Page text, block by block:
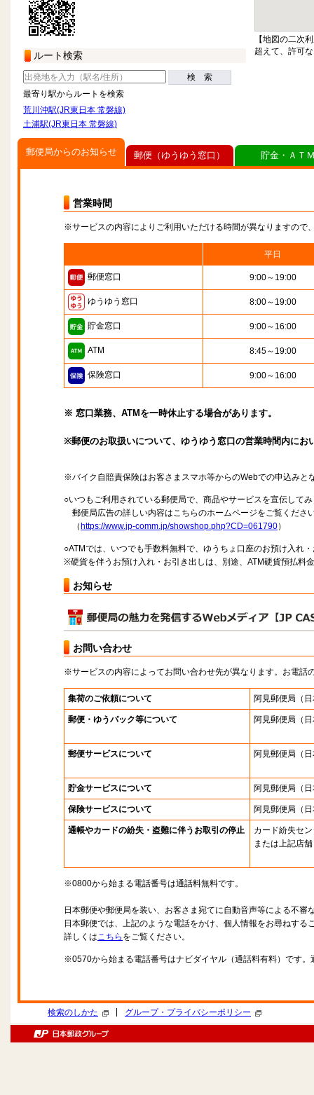
ルート検索
検 索
最寄り駅からルートを検索
荒川沖駅(JR東日本 常磐線)
土浦駅(JR東日本 常磐線)
【地図の二次
超えて、許可
郵便局からのお知らせ
営業時間
※サービスの内容によりご利用いただける時間が異なりますので
平日
郵便窓口 9:00～19:00
ゆうゆう窓口 8:00～19:00
貯金窓口 9:00～16:00
ATM 8:45～19:00
保険窓口 9:00～16:00
※ 窓口業務、ATMを一時休止する場合があります。
※郵便のお取扱いについて、ゆうゆう窓口の営業時間内に
※バイク自賠責保険はお客さまスマホ等からのWebでの申込みと
○いつもご利用されている郵便局で、商品やサービスを宣伝して
郵便局広告の詳しい内容はこちらのホームページをご覧くださ
（ https://www.jp-comm.jp/showshop.php?CD=061790）
○ATMでは、いつでも手数料無料で、ゆうちょ口座のお預け入れ
※硬貨を伴うお預け入れ・お引き出しは、別途、ATM硬貨預払料
お知らせ
お問い合わせ
※サービスの内容によってお問い合わせ先が異なります。お電話
集荷のご依頼について 阿見郵便局 （
郵便・ゆうパック等について 阿見郵便局 （
郵便サービスについて 阿見郵便局 （
貯金サービスについて 阿見郵便局 （
保険サービスについて 阿見郵便局 （
通帳やカードの紛失・盗難に伴うお取引の停止
カード紛失セ
または上記店舗
※0800から始まる電話番号は通話料無料です。
日本郵便や郵便局を装い、お客さま宛てに自動音声等による不審
日本郵便では、上記のような電話をかけ、個人情報をお尋ねする
詳しくはこちら をご覧ください。
※0570から始まる電話番号はナビダイヤル（通話料有料）です
郵便（ゆうゆう窓口） 貯金・ＡＴ
検索のしかた グループ・プライバシーポリシー